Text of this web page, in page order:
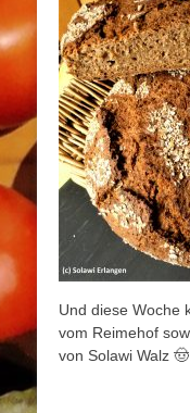
Und diese Woche
vom Reimehof
von Solawi Walz 🤠